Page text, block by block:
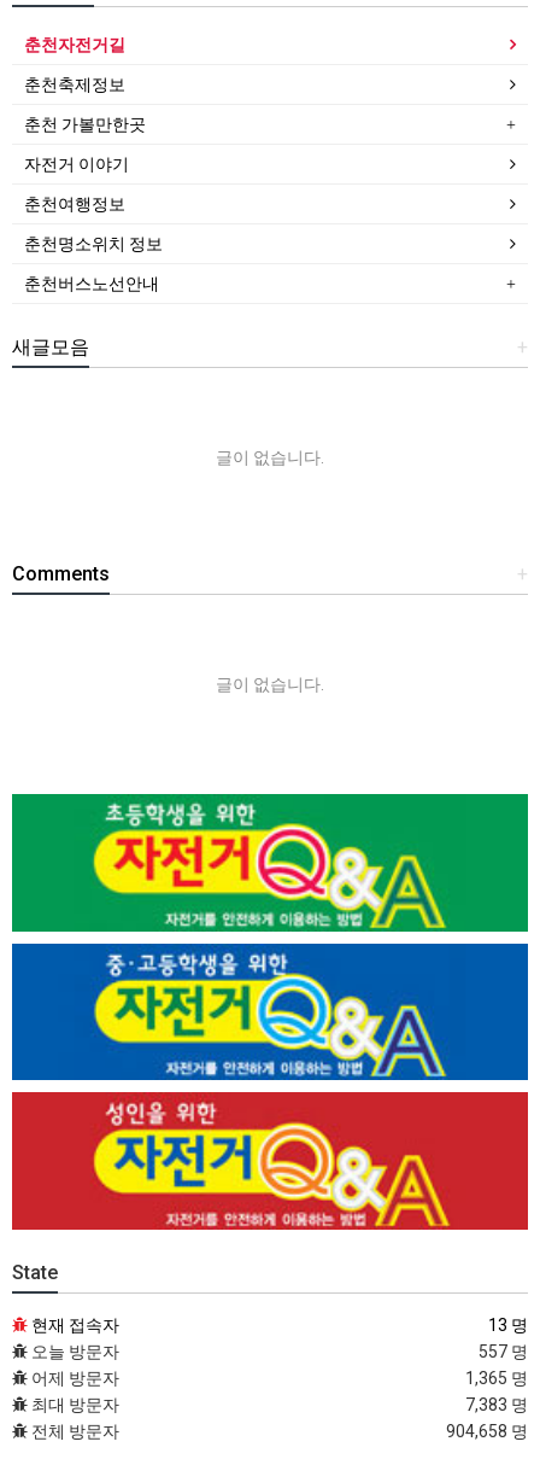
춘천자전거길
춘천축제정보
춘천 가볼만한곳
자전거 이야기
춘천여행정보
춘천명소위치 정보
춘천버스노선안내
+
새글모음
글이 없습니다.
+
Comments
글이 없습니다.
State
현재 접속자
13 명
오늘 방문자
557 명
어제 방문자
1,365 명
최대 방문자
7,383 명
전체 방문자
904,658 명